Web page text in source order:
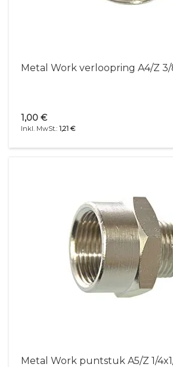
Metal Work verloopring A4/Z 3/
1,21 €
1,00 €
Metal Work puntstuk A5/Z 1/